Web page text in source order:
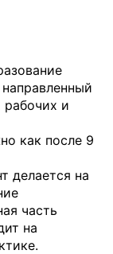
рабочих и
как после 9
делается на
часть
на